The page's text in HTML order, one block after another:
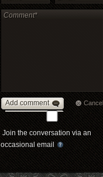
Add comment Cancel
Join the conversation via an
occasional email